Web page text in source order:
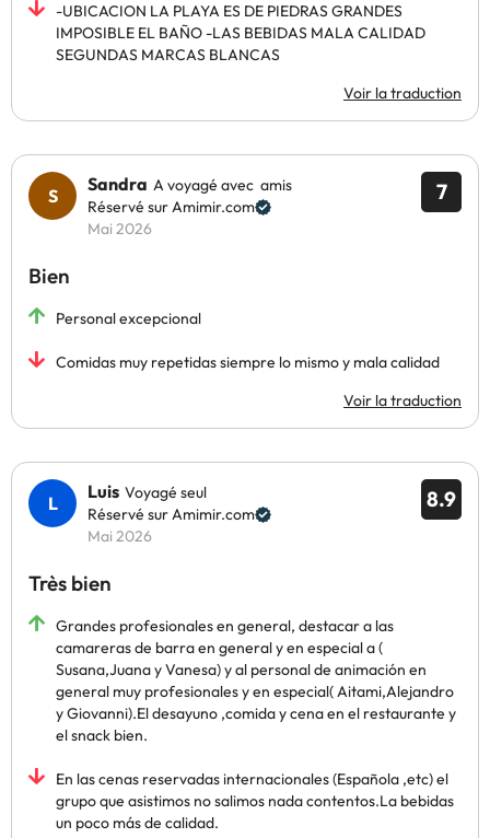
-UBICACION LA PLAYA ES DE PIEDRAS GRANDES
IMPOSIBLE EL BAÑO -LAS BEBIDAS MALA CALIDAD
SEGUNDAS MARCAS BLANCAS
Voir la traduction
7
Sandra A voyagé avec amis
Réservé sur Amimir.com
Mai 2026
Bien
Personal excepcional
Comidas muy repetidas siempre lo mismo y mala calidad
Voir la traduction
8.9
Luis Voyagé seul
Réservé sur Amimir.com
Mai 2026
Très bien
Grandes profesionales en general, destacar a las
camareras de barra en general y en especial a (
Susana,Juana y Vanesa) y al personal de animación en
general muy profesionales y en especial( Aitami,Alejandro
y Giovanni).El desayuno ,comida y cena en el restaurante y
el snack bien.
En las cenas reservadas internacionales (Española ,etc) el
grupo que asistimos no salimos nada contentos.La bebidas
un poco más de calidad.